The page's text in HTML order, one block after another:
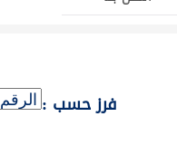
فرز حسب :